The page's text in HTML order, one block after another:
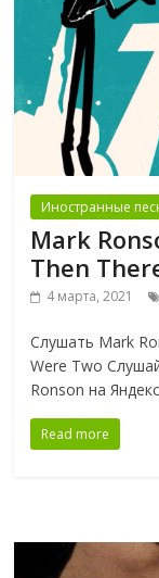
Иностранные
Mark
Then
4 марта, 2021
Слушать Mark
Were Two
Ronson на
Read more